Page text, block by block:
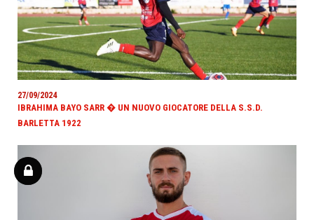
27/09/2024
IBRAHIMA BAYO SARR � UN NUOVO GIOCATORE DELLA S.S.D.
BARLETTA 1922